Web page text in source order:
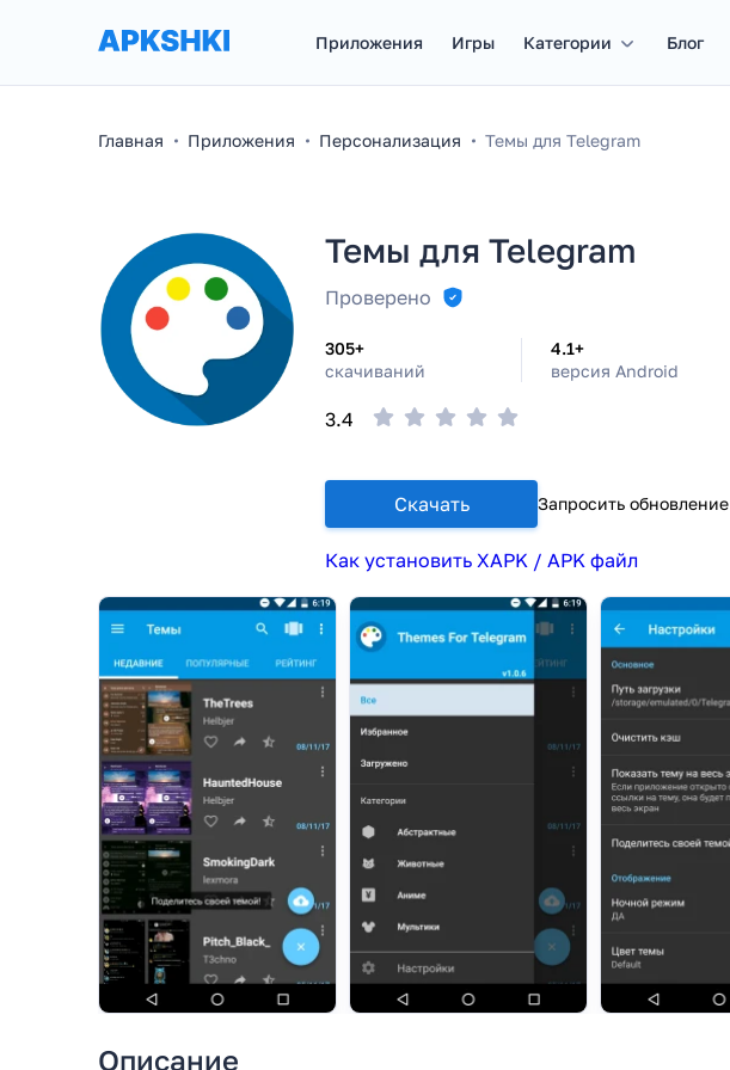
Приложения Игры Категории Блог
Главная Приложения Персонализация Темы для Telegram
Темы для Telegram
Проверено
305+
скачиваний
4.1+
версия Android
3.4
Скачать Запросить обновление
Как установить XAPK / APK файл
Описание